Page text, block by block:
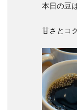
本日の豆
甘さとコ